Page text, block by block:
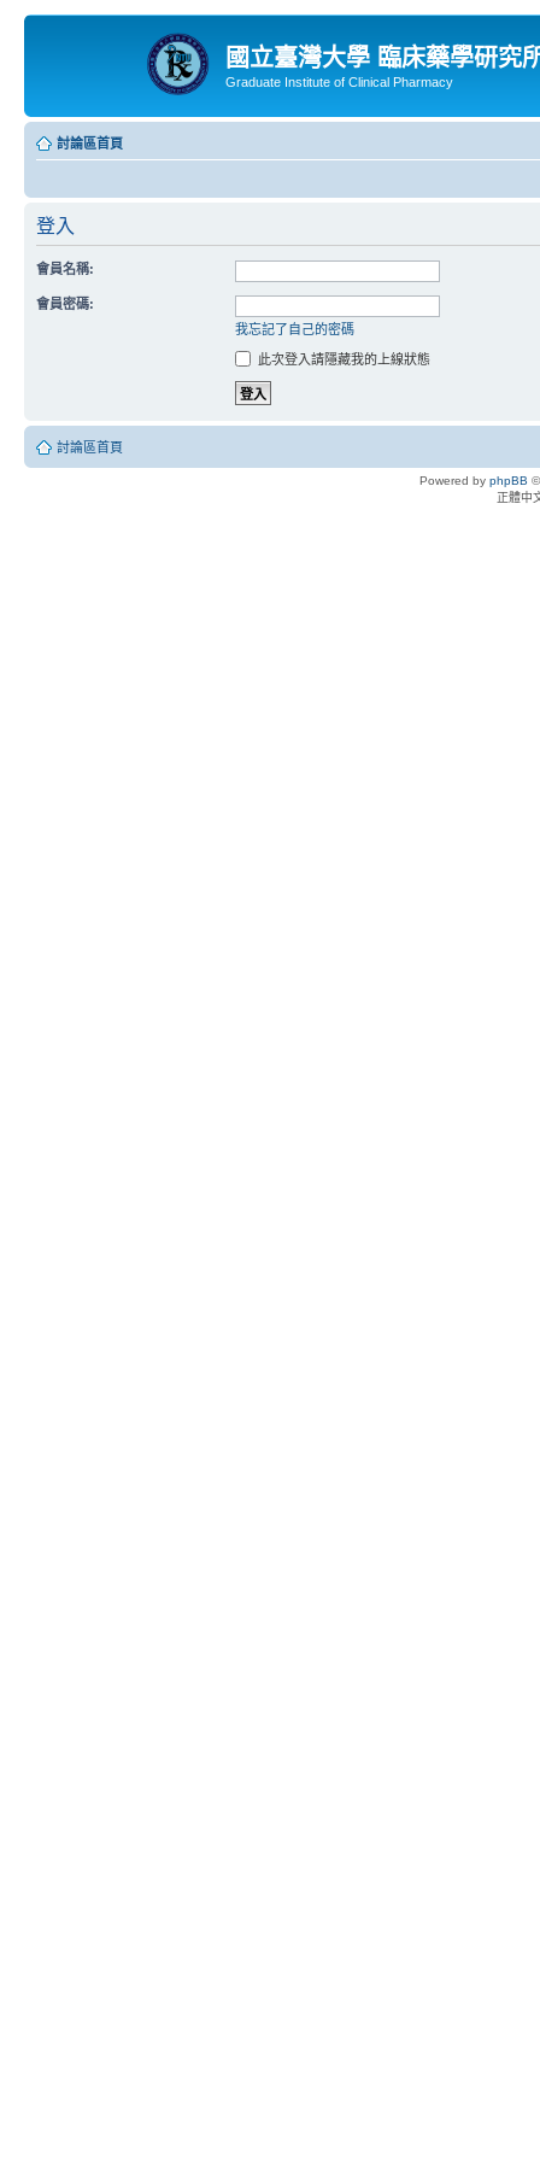
國立臺灣大學 臨床藥學研究
Graduate Institute of Clinical Pharmacy
討論區首頁
登入
會員名稱:
會員密碼:
我忘記了自己的密碼
此次登入請隱藏我的上線狀態
討論區首頁
Powered by phpBB
正體中